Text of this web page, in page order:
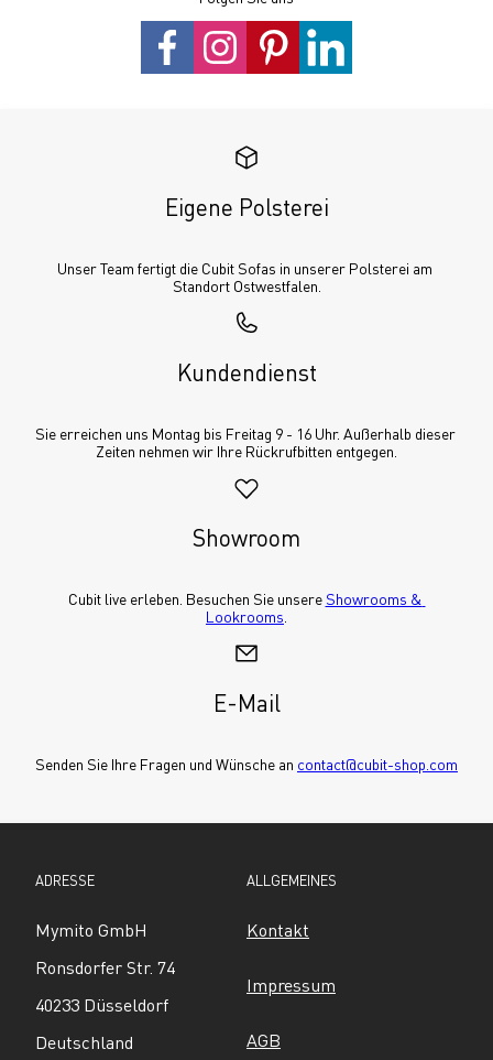
Eigene Polsterei
Unser Team fertigt die Cubit Sofas in unserer Polsterei am
Standort Ostwestfalen.
Kundendienst
Sie erreichen uns Montag bis Freitag 9 - 16 Uhr. Außerhalb dieser
Zeiten nehmen wir Ihre Rückrufbitten entgegen.
Showroom
Cubit live erleben. Besuchen Sie unsere Showrooms &
Lookrooms
E-Mail
Senden Sie Ihre Fragen und Wünsche an contact@cubit-shop.com
ADRESSE
Mymito GmbH
Ronsdorfer Str. 74
40233 Düsseldorf
Deutschland
ALLGEMEINES
Kontakt
Impressum
AGB